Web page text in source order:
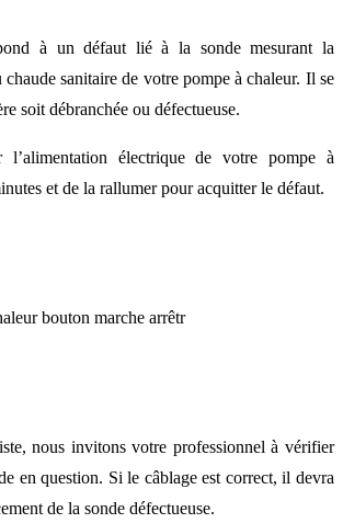
à un défaut lié à la sonde mesurant la
chaude sanitaire de votre pompe à chaleur. Il se
soit débranchée ou défectueuse.
l’alimentation électrique de votre pompe à
et de la rallumer pour acquitter le défaut.
nous invitons votre professionnel à vérifier
en question. Si le câblage est correct, il devra
de la sonde défectueuse.